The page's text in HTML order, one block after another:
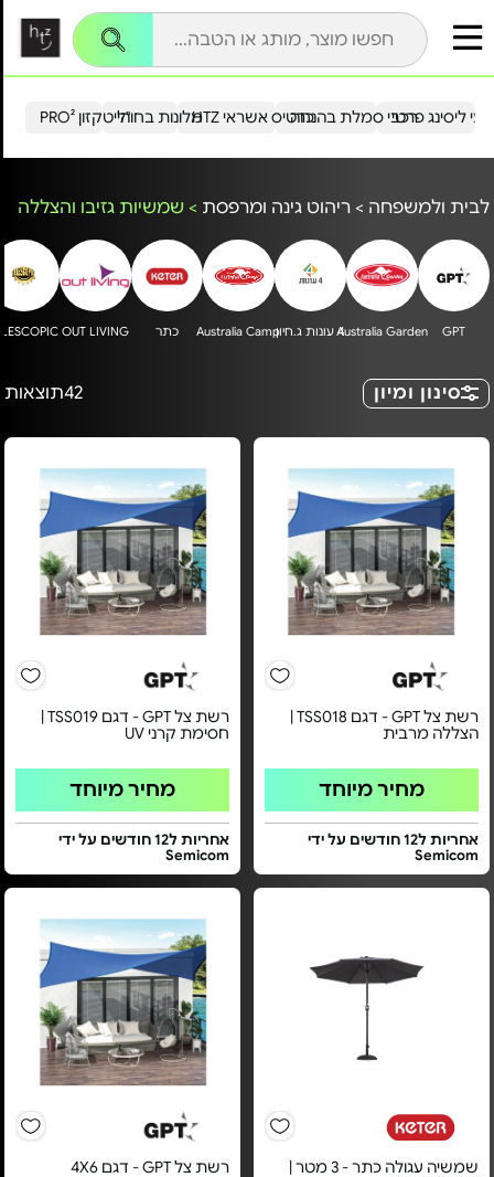
הייטקזון PRO²מלונות בחו"ל כרטיס אשראי HTZ ליסינג פרטירכבי סמלת בהנחה
לבית ולמשפחה > ריהוט גינה ומרפסת > שמשיות גזיבו והצללה
GPT
Australia Garden
4 עונות ג.חיון Australia Camp כתר OUT LIVING
סינון ומיון 42תוצאות
רשת צל GPT - דגם TSS018 |
הצללה מרבית
מחיר מיוחד
אחריות ל12 חודשים על ידי
Semicom
רשת צל GPT - דגם TSS019 |
חסימת קרני UV
מחיר מיוחד
אחריות ל12 חודשים על ידי
Semicom
שמשיה עגולה כתר - 3 מטר |
רשת צל GPT - דגם 4X6